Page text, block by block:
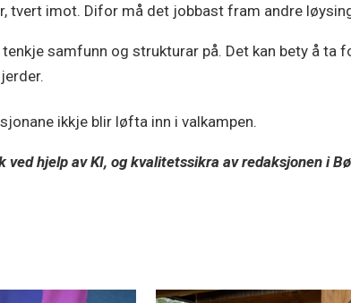
tvert imot. Difor må det jobbast fram andre
samfunn og strukturar på. Det kan bety å ta
ikkje blir løfta inn i valkampen.
hjelp av KI, og kvalitetssikra av redaksjonen i